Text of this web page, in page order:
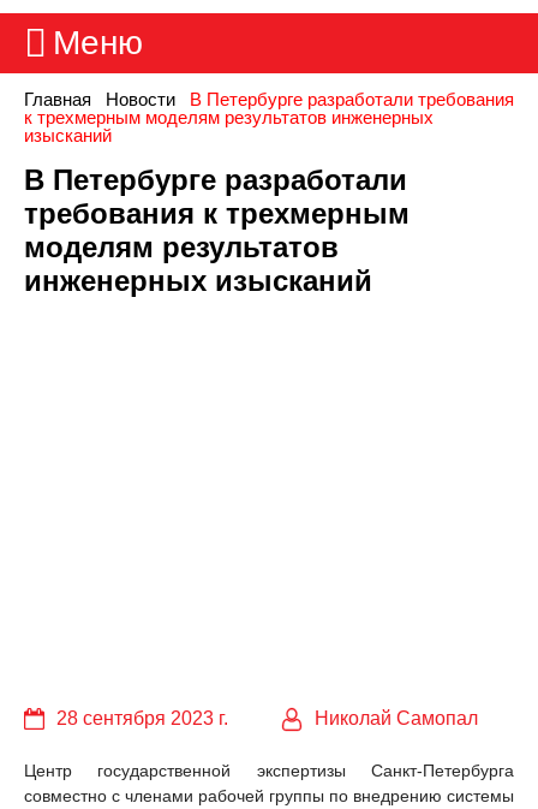
Меню
Главная Новости
В Петербурге разработали требования
к трехмерным моделям результатов инженерных
изысканий
В Петербурге разработали
требования к трехмерным
моделям результатов
инженерных изысканий
28 сентября 2023 г. Николай Самопал
Центр государственной экспертизы Санкт-Петербурга
совместно с членами рабочей группы по внедрению системы